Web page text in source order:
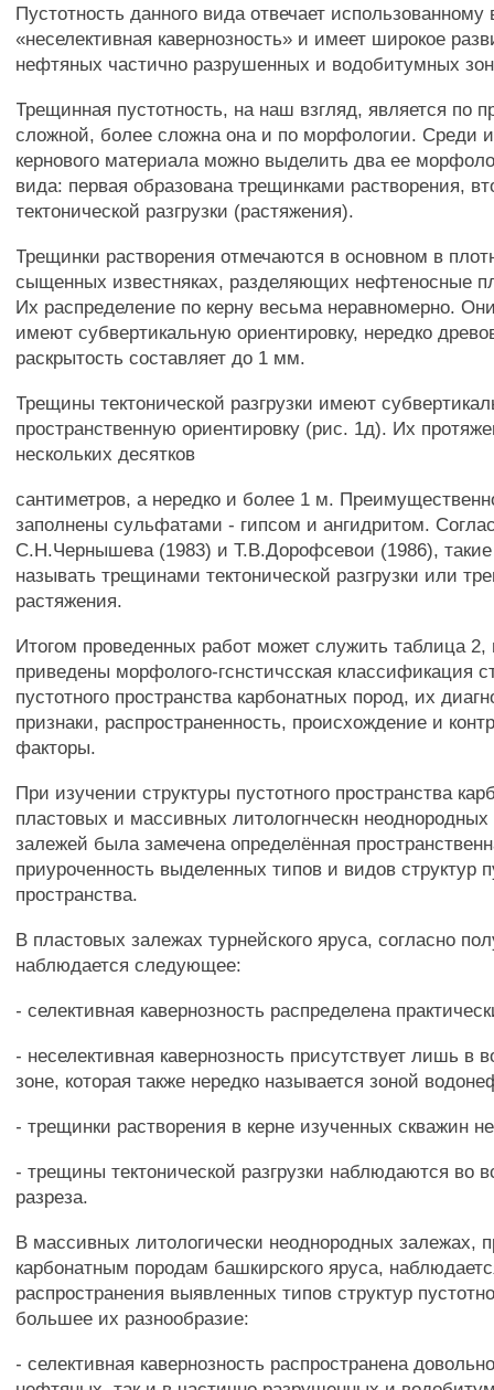
Пустотность данного вида отвечает
«неселективная кавернозность» и имеет широкое
нефтяных частично разрушенных и водобитумных
Трещинная пустотность, на наш взгляд, является по
сложной, более сложна она и по морфологии. Среди
кернового материала можно выделить два ее
вида: первая образована трещинками растворения,
тектонической разгрузки (растяжения).
Трещинки растворения отмечаются в основном в
сыщенных известняках, разделяющих нефтеносные
Их распределение по керну весьма неравномерно.
имеют субвертикальную ориентировку, нередко
раскрытость составляет до 1 мм.
Трещины тектонической разгрузки имеют
пространственную ориентировку (рис. 1д). Их
нескольких десятков
сантиметров, а нередко и более 1 м.
заполнены сульфатами - гипсом и ангидритом.
С.Н.Чернышева (1983) и Т.В.Дорофсевои (1986),
называть трещинами тектонической разгрузки или
растяжения.
Итогом проведенных работ может служить таблица 2,
приведены морфолого-гснстичсская классификация
пустотного пространства карбонатных пород, их
признаки, распространенность, происхождение и
факторы.
При изучении структуры пустотного пространства
пластовых и массивных литологнческн
залежей была замечена определённая
приуроченность выделенных типов и видов структур
пространства.
В пластовых залежах турнейского яруса, согласно
наблюдается следующее:
- селективная кавернозность распределена
- неселективная кавернозность присутствует лишь в
зоне, которая также нередко называется зоной
- трещинки растворения в керне изученных скважин
- трещины тектонической разгрузки наблюдаются во
разреза.
В массивных литологически неоднородных залежах,
карбонатным породам башкирского яруса,
распространения выявленных типов структур
большее их разнообразие:
- селективная кавернозность распространена